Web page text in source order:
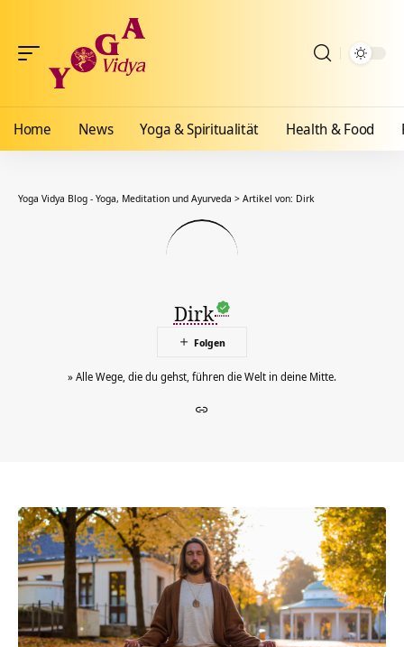
Home News Yoga & Spiritualität Health & Food
Yoga Vidya Blog - Yoga, Meditation und Ayurveda > Artikel von: Dirk
Dirk
» Alle Wege, die du gehst, führen die Welt in deine Mitte.